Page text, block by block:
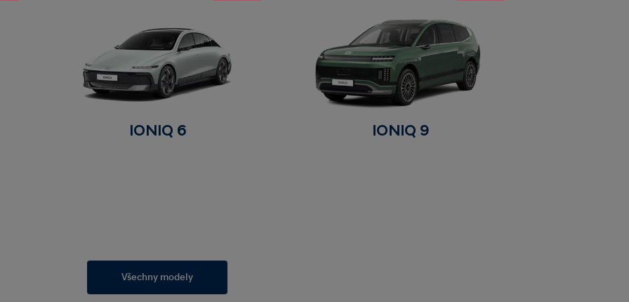
IONIQ 6 IONIQ 9
Všechny modely